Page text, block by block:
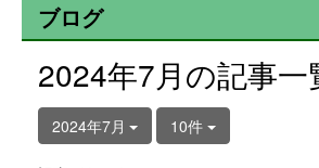
ブログ
2024年7月の記事一
2024年7月 10件